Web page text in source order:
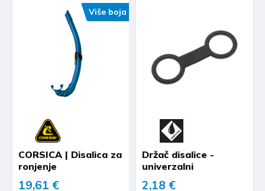
Više boja
CORSICA | Disalica za
ronjenje
19,61 €
Držač disalice -
univerzalni
2,18 €